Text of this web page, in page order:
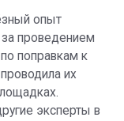
опыт
проведением
поправкам к
их
эксперты в